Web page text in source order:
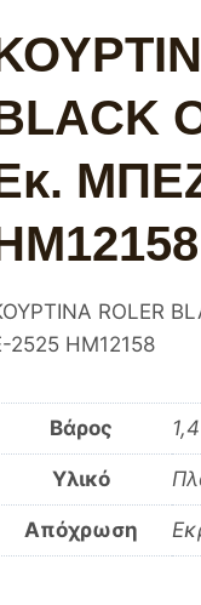
ROLER
2525 HM12158
Βάρος
Υλικό
Απόχρωση